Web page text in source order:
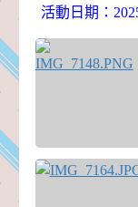
活動日期：